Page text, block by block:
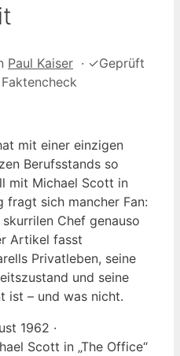
Paul Kaiser · ✓Geprüft
mit einer einzigen
Berufsstands so
mit Michael Scott in
fragt sich mancher Fan:
Chef genauso
Artikel fasst
Privatleben, seine
und seine
ist – und was nicht.
1962 ·
Scott in „The Office“